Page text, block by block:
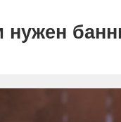
нужен